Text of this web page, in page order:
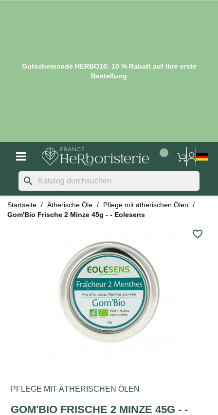
Gutscheincode HERBO10: 10 % Rabatt auf Ihre erste
Bestellung
search
Startseite Ätherische Öle
Pflege mit ätherischen Ölen
Gom'Bio Frische 2 Minze 45g - - Eolesens
favorite_border
PFLEGE MIT ÄTHERISCHEN ÖLEN
GOM'BIO FRISCHE 2 MINZE 45G - -